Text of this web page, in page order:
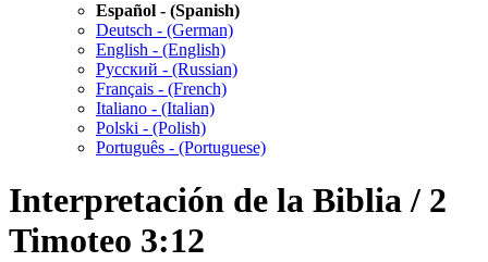
Español - (Spanish)
Deutsch - (German)
English - (English)
Русский - (Russian)
Français - (French)
Italiano - (Italian)
Polski - (Polish)
Português - (Portuguese)
Interpretación de la Biblia / 2
Timoteo 3:12